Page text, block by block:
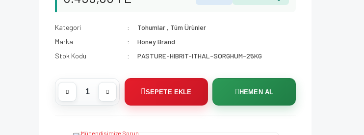
Kategori Tohumlar , Tüm Ürünler
Marka
Honey Brand
Stok Kodu
PASTURE-HIBRIT-ITHAL-SORGHUM-25KG
SEPETE EKLE HEMEN AL